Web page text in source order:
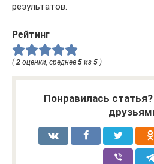
результатов.
Рейтинг
( 2 оценки, среднее 5 из 5 )
Понравилась